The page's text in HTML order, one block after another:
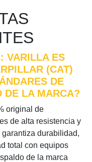
VARILLA ES
(CAT)
DE
DE LA MARCA?
original de
de alta resistencia y
durabilidad,
total con equipos
de la marca